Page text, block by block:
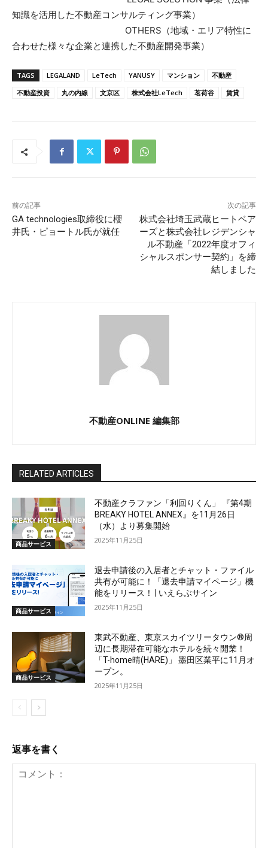
知識を活用した不動産コンサルティング事業）
OTHERS（地域・エリア特性に
合わせた様々な企業と連携した不動産開発事業）
TAGS LEGALAND LeTech YANUSY マンション
不動産
不動産投資
丸の内線 文京区 株式会社LeTech 茗荷谷 賃貸
前の記事
GA technologies取締役に櫻
井氏・ピョートル氏が就任
次の記事
株式会社埼玉武蔵ヒートベア
ーズと株式会社レジデンシャ
ル不動産「2022年度オフィ
シャルスポンサー契約」を締
結しました
不動産ONLINE 編集部
RELATED ARTICLES
商品サービス
不動産クラファン「利回りくん」 『第4期
BREAKY HOTEL ANNEX』を11月26日
（水）より募集開始
2025年11月25日
商品サービス
退去申請後の入居者とチャット・ファイル
共有が可能に！「退去申請マイページ」機
能をリリース！ | いえらぶサイン
2025年11月25日
商品サービス
東武不動産、東京スカイツリータウン®周
辺に長期滞在可能なホテルを続々開業！
「T-home晴(HARE)」 墨田区業平に11月オ
ープン。
2025年11月25日
返事を書く